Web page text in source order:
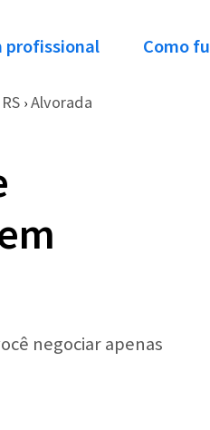
profissional Como
RS › Alvorada
negociar apenas